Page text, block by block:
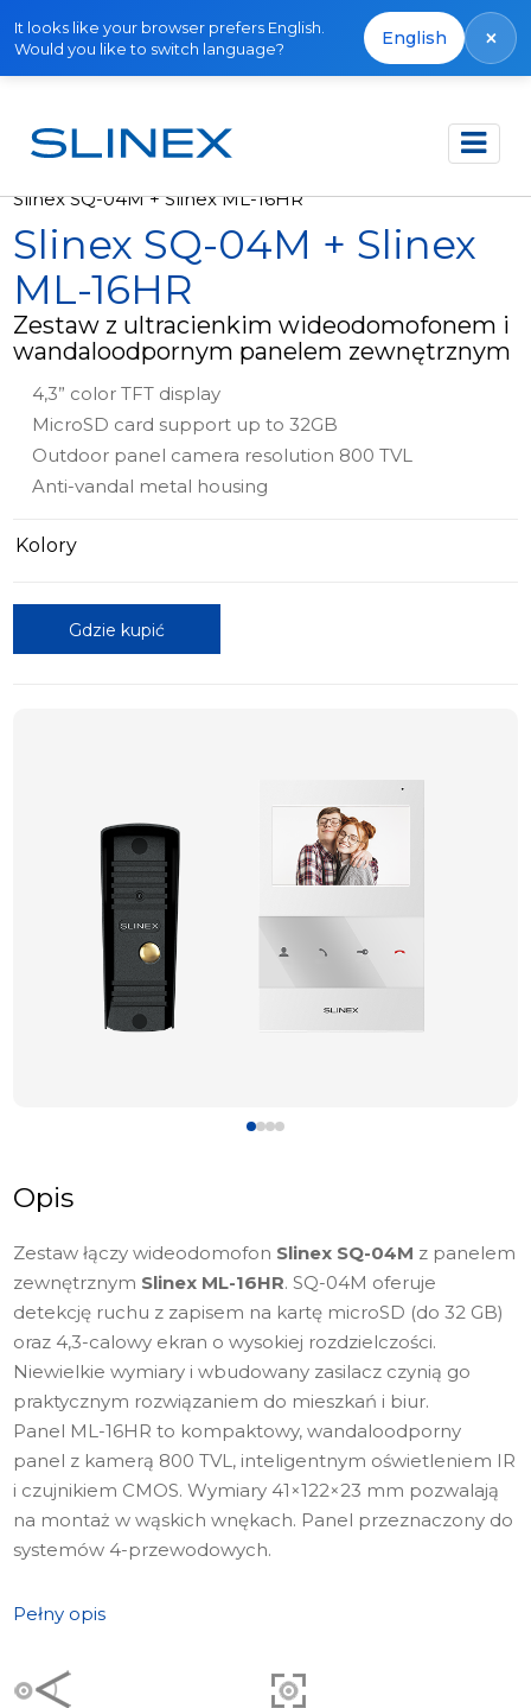
It looks like your browser prefers English.
Would you like to switch language?
English ×
Strona główna Produkty
Slinex SQ-04M + Slinex ML-16HR
Slinex SQ-04M + Slinex
ML-16HR
Zestaw z ultracienkim wideodomofonem i
wandaloodpornym panelem zewnętrznym
4,3” color TFT display
MicroSD card support up to 32GB
Outdoor panel camera resolution 800 TVL
Anti-vandal metal housing
Kolory
Gdzie kupić
Opis
Zestaw łączy wideodomofon Slinex SQ-04M z panelem
zewnętrznym Slinex ML-16HR. SQ-04M oferuje
detekcję ruchu z zapisem na kartę microSD (do 32 GB)
oraz 4,3-calowy ekran o wysokiej rozdzielczości.
Niewielkie wymiary i wbudowany zasilacz czynią go
praktycznym rozwiązaniem do mieszkań i biur.
Panel ML-16HR to kompaktowy, wandaloodporny
panel z kamerą 800 TVL, inteligentnym oświetleniem IR
i czujnikiem CMOS. Wymiary 41×122×23 mm pozwalają
na montaż w wąskich wnękach. Panel przeznaczony do
systemów 4-przewodowych.
Pełny opis